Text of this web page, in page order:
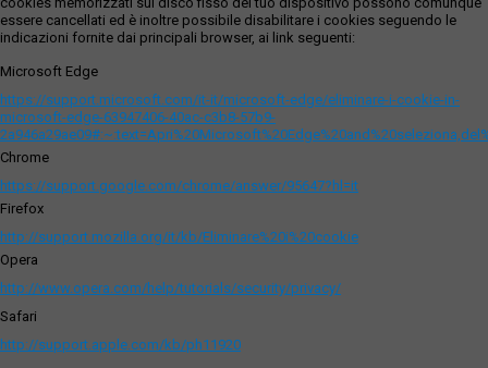
essere cancellati ed è inoltre possibile disabilitare i cookies seguendo le
indicazioni fornite dai principali browser, ai link seguenti:
Microsoft Edge
https://support.microsoft.com/it-it/microsoft-edge/eliminare-i-cookie-in-
microsoft-edge-63947406-40ac-c3b8-57b9-
Chrome
https://support.google.com/chrome/answer/95647?hl=it
Firefox
http://support.mozilla.org/it/kb/Eliminare%20i%20cookie
Opera
http://www.opera.com/help/tutorials/security/privacy/
Safari
http://support.apple.com/kb/ph11920